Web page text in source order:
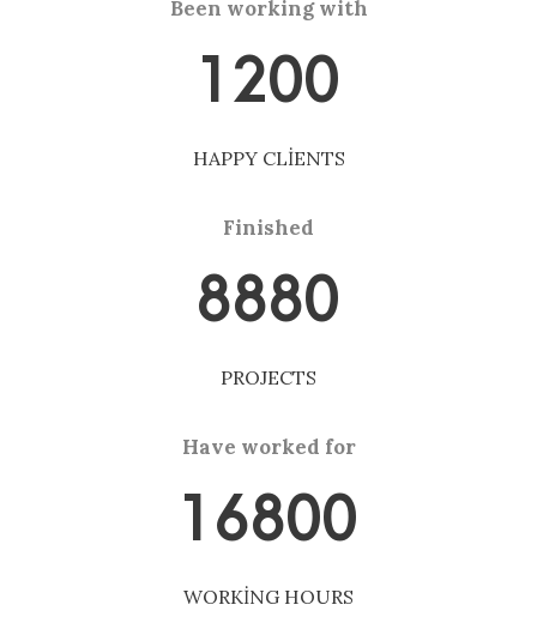
Been working with
1200
HAPPY CLIENTS
Finished
8880
PROJECTS
Have worked for
16800
WORKING HOURS